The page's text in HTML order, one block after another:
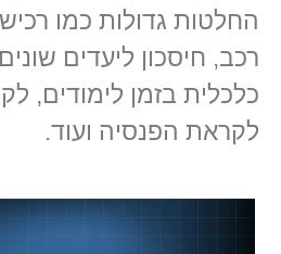
החלטות גדולות כמו
רכב, חיסכון ליעדים
כלכלית בזמן לימודים,
לקראת הפנסיה ועוד.